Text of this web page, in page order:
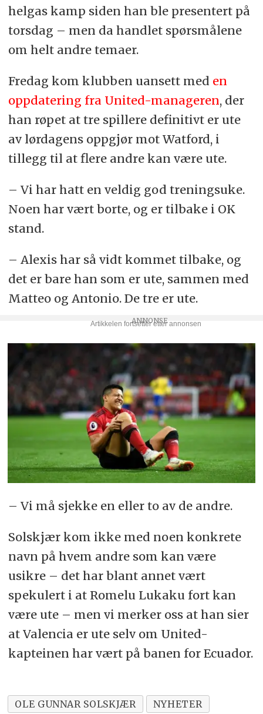
helgas kamp siden han ble presentert på
torsdag – men da handlet spørsmålene
om helt andre temaer.
Fredag kom klubben uansett med en
oppdatering fra United-manageren, der
han røpet at tre spillere definitivt er ute
av lørdagens oppgjør mot Watford, i
tillegg til at flere andre kan være ute.
– Vi har hatt en veldig god treningsuke.
Noen har vært borte, og er tilbake i OK
stand.
– Alexis har så vidt kommet tilbake, og
det er bare han som er ute, sammen med
Matteo og Antonio. De tre er ute.
– Vi må sjekke en eller to av de andre.
Solskjær kom ikke med noen konkrete
navn på hvem andre som kan være
usikre – det har blant annet vært
spekulert i at Romelu Lukaku fort kan
være ute – men vi merker oss at han sier
at Valencia er ute selv om United-
kapteinen har vært på banen for Ecuador.
OLE GUNNAR SOLSKJÆR
NYHETER